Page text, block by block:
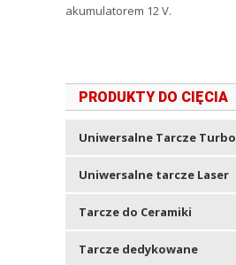
akumulatorem 12 V.
PRODUKTY DO CIĘCIA
Uniwersalne Tarcze Turbo
Uniwersalne tarcze Laser
Tarcze do Ceramiki
Tarcze dedykowane